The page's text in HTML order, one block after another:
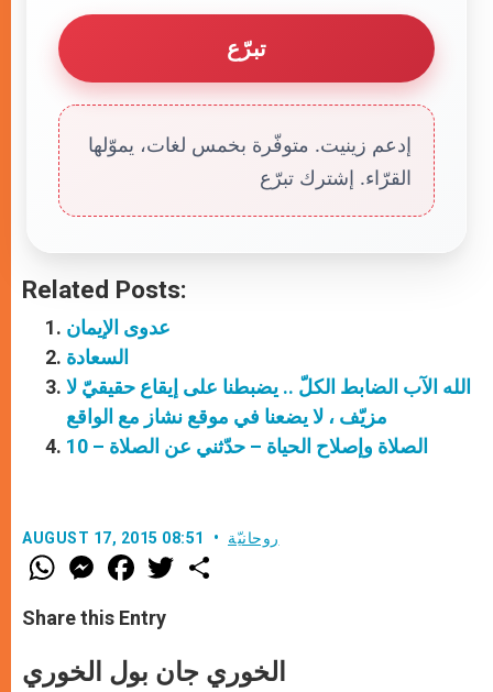
تبرّع
إدعم زينيت. متوفّرة بخمس لغات، يموّلها
القرّاء. إشترك تبرّع
Related Posts:
عدوى الإيمان
السعادة
الله الآب الضابط الكلّ .. يضبطنا على إيقاع حقيقيّ لا
مزيّف ، لا يضعنا في موقع نشاز مع الواقع
الصلاة وإصلاح الحياة – حدّثني عن الصلاة – 10
AUGUST 17, 2015 08:51 روحانيّة
W
h
t
s
p
M
e
s
e
g
e
F
a
e
b
k
w
r
Share this Entry
الخوري جان بول الخوري